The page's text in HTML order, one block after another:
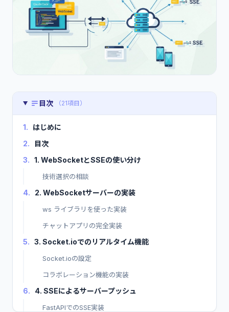
目次 （21項目）
1.
はじめに
2.
目次
3. 1. WebSocketとSSEの使い分け
技術選択の相談
4. 2. WebSocketサーバーの実装
ws ライブラリを使った実装
チャットアプリの完全実装
5. 3. Socket.ioでのリアルタイム機能
Socket.ioの設定
コラボレーション機能の実装
6. 4. SSEによるサーバープッシュ
FastAPIでのSSE実装